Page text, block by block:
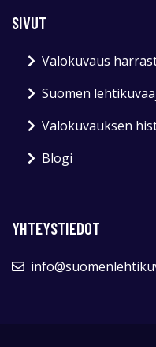
SIVUT
Valokuvaus
Suomen
Valokuvauksen
Blogi
YHTEYSTIEDOT